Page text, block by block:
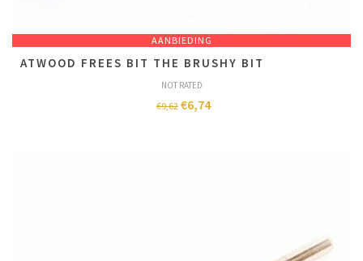
AANBIEDING
ATWOOD FREES BIT THE BRUSHY BIT
NOT RATED
€9,62 €6,74